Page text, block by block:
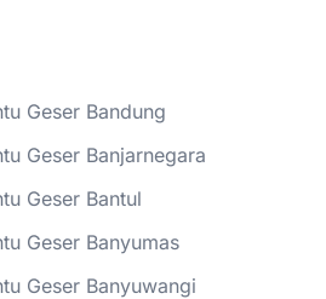
Geser Bandung
Geser Banjarnegara
Geser Bantul
Geser Banyumas
Geser Banyuwangi